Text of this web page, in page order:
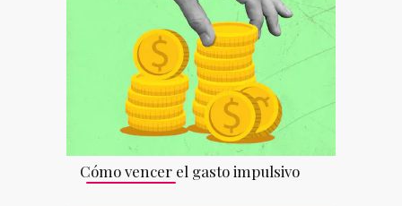
Cómo vencer el gasto impulsivo